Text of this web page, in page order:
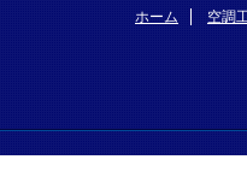
ホーム 空調